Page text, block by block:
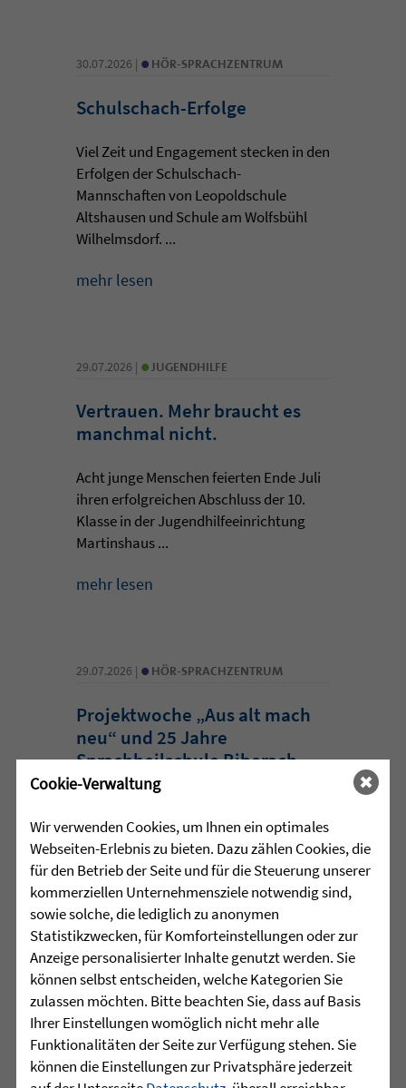
30.07.2026 | • HÖR-SPRACHZENTRUM
Schulschach-Erfolge
Viel Zeit und Engagement stecken in den
Erfolgen der Schulschach-
Mannschaften von Leopoldschule
Altshausen und Schule am Wolfsbühl
Wilhelmsdorf. ...
mehr lesen
29.07.2026 | • JUGENDHILFE
Vertrauen. Mehr braucht es
manchmal nicht.
Acht junge Menschen feierten Ende Juli
ihren erfolgreichen Abschluss der 10.
Klasse in der Jugendhilfeeinrichtung
Martinshaus ...
mehr lesen
29.07.2026 | • HÖR-SPRACHZENTRUM
Projektwoche „Aus alt mach
neu“ und 25 Jahre
Sprachheilschule Biberach
Biberach alles im Zeichen des Umwelt-
und Klimaschutzes. Unter dem Motto
„Aus alt mach neu“ beschäftigten sich
die Schülerinnen und Schüler im
Rahmen einer Projektwoche intensiv
mit den Themen Müllvermeidung, ...
mehr lesen
29.07.2026 |• HÖR-SPRACHZENTRUM
Cookie-Verwaltung
Wir verwenden Cookies, um Ihnen ein optimales
Webseiten-Erlebnis zu bieten. Dazu zählen Cookies, die
für den Betrieb der Seite und für die Steuerung unserer
kommerziellen Unternehmensziele notwendig sind,
sowie solche, die lediglich zu anonymen
Statistikzwecken, für Komforteinstellungen oder zur
Anzeige personalisierter Inhalte genutzt werden. Sie
können selbst entscheiden, welche Kategorien Sie
zulassen möchten. Bitte beachten Sie, dass auf Basis
Ihrer Einstellungen womöglich nicht mehr alle
Funktionalitäten der Seite zur Verfügung stehen. Sie
können die Einstellungen zur Privatsphäre jederzeit